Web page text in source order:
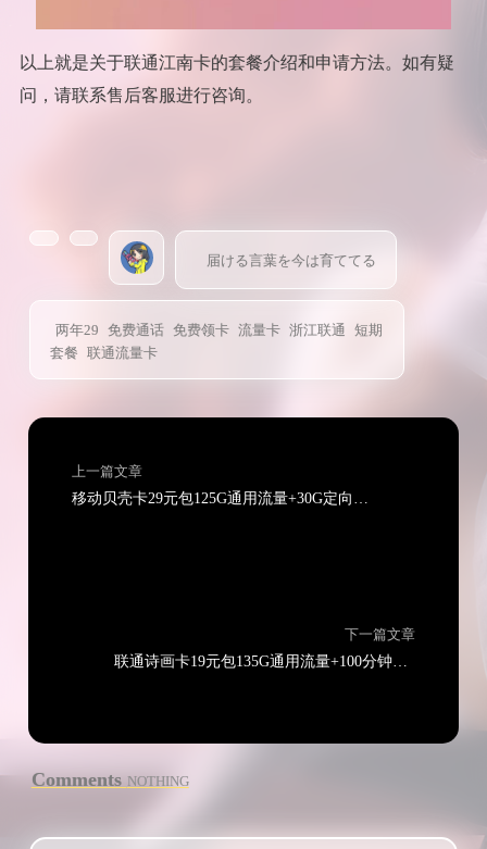
以上就是关于联通江南卡的套餐介绍和申请方法。如有疑
问，请联系售后客服进行咨询。
届ける言葉を今は育ててる
两年29 免费通话 免费领卡 流量卡 浙江联通
短期
套餐
联通流量卡
上一篇文章
移动贝壳卡29元包125G通用流量+30G定向流量+通话0.19元/分钟
下一篇文章
联通诗画卡19元包135G通用流量+100分钟通话
Comments NOTHING